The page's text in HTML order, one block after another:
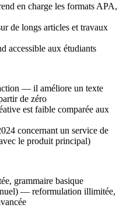
en charge les formats APA,
de longs articles et travaux
accessible aux étudiants
— il améliore un texte
de zéro
est faible comparée aux
concernant un service de
le produit principal)
grammaire basique
— reformulation illimitée,